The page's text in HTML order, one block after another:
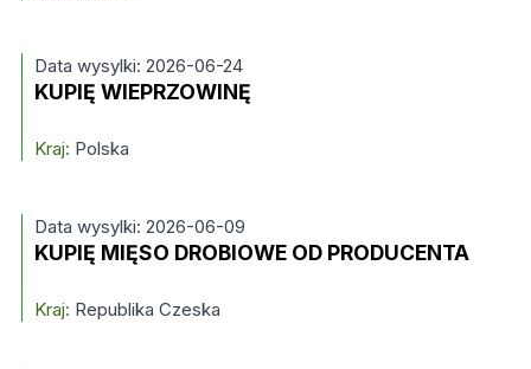
Data wysylki: 2026-06-24
KUPIĘ WIEPRZOWINĘ
Kraj: Polska
Data wysylki: 2026-06-09
KUPIĘ MIĘSO DROBIOWE OD PRODUCENTA
Kraj: Republika Czeska